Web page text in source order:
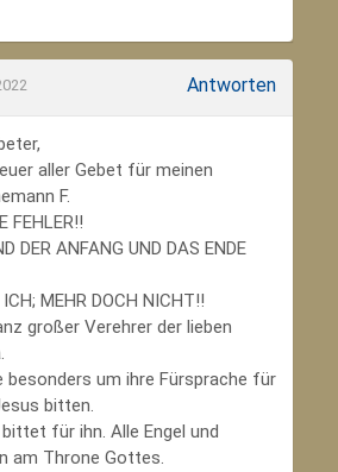
Antworten
aller Gebet für meinen
F.
FEHLER!!
DER ANFANG UND DAS ENDE
MEHR DOCH NICHT!!
großer Verehrer der lieben
besonders um ihre Fürsprache für
bitten.
für ihn. Alle Engel und
am Throne Gottes.